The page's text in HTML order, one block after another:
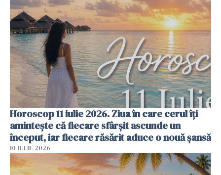
Horoscop 11 iulie 2026. Ziua în care cerul îți
amintește că fiecare sfârșit ascunde un
început, iar fiecare răsărit aduce o nouă șansă
10 IULIE 2026